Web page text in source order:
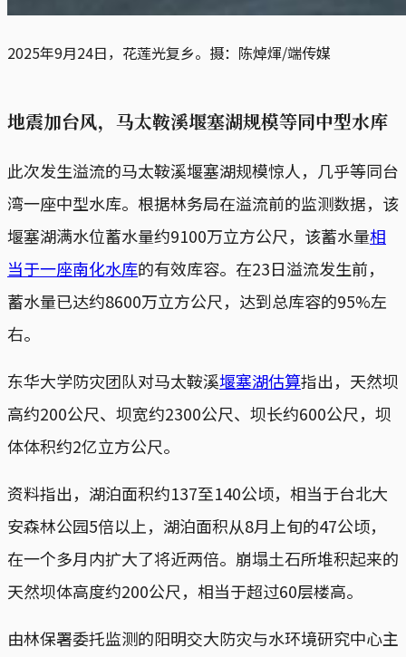
2025年9月24日，花莲光复乡。摄：陈焯煇/端传媒
地震加台风，马太鞍溪堰塞湖规模等同中型水库
此次发生溢流的马太鞍溪堰塞湖规模惊人，几乎等同台
湾一座中型水库。根据林务局在溢流前的监测数据，该
堰塞湖满水位蓄水量约9100万立方公尺，该蓄水量相
当于一座南化水库的有效库容。在23日溢流发生前，
蓄水量已达约8600万立方公尺，达到总库容的95%左
右。
东华大学防灾团队对马太鞍溪堰塞湖估算指出，天然坝
高约200公尺、坝宽约2300公尺、坝长约600公尺，坝
体体积约2亿立方公尺。
资料指出，湖泊面积约137至140公顷，相当于台北大
安森林公园5倍以上，湖泊面积从8月上旬的47公顷，
在一个多月内扩大了将近两倍。崩塌土石所堆积起来的
天然坝体高度约200公尺，相当于超过60层楼高。
由林保署委托监测的阳明交大防灾与水环境研究中心主